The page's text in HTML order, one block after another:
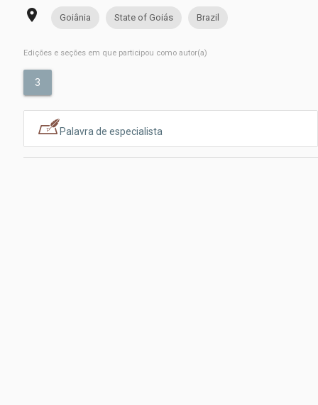
place Goiânia State of Goiás Brazil
Edições e seções em que participou como autor(a)
3
Palavra de especialista